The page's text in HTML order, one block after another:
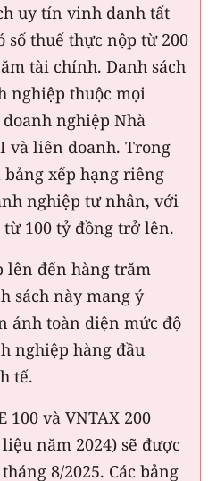
uy tín vinh danh tất
số thuế thực nộp từ 200
tài chính. Danh sách
nghiệp thuộc mọi
nghiệp Nhà
và liên doanh. Trong
bảng xếp hạng riêng
nghiệp tư nhân, với
100 tỷ đồng trở lên.
lên đến hàng trăm
sách này mang ý
ánh toàn diện mức độ
nghiệp hàng đầu
tế.
100 và VNTAX 200
năm 2024) sẽ được
8/2025. Các bảng